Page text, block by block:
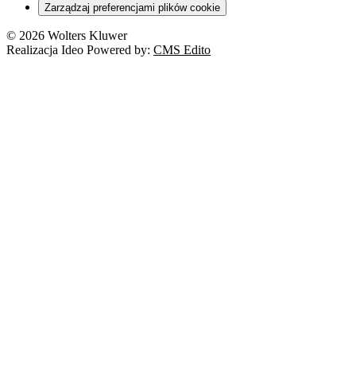
Franczyza
Prawo autorskie
Zarządzaj preferencjami plików cookie
© 2026 Wolters Kluwer
Realizacja Ideo Powered by: CMS Edito